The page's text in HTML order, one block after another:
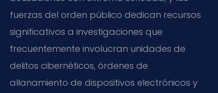
fuerzas del orden público dedican recursos
significativos a investigaciones que
frecuentemente involucran unidades de
delitos cibernéticos, órdenes de
allanamiento de dispositivos electrónicos y